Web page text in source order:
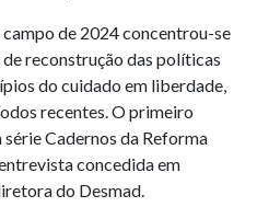
de 2024 concentrou-se
reconstrução das políticas
do cuidado em liberdade,
recentes. O primeiro
Cadernos da Reforma
concedida em
do Desmad.